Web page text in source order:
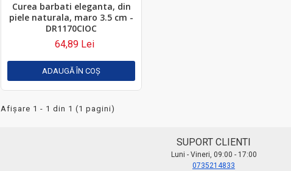
Curea barbati eleganta, din
piele naturala, maro 3.5 cm -
DR1170CIOC
64,89 Lei
ADAUGĂ ÎN COŞ
Afişare 1 - 1 din 1 (1 pagini)
SUPORT CLIENTI
Luni - Vineri, 09:00 - 17:00
0735214833